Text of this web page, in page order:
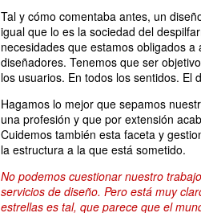
Tal y cómo comentaba antes, un
igual que lo es la sociedad del
necesidades que estamos obligados
diseñadores. Tenemos que ser
los usuarios. En todos los sentidos. El
Hagamos lo mejor que sepamos
una profesión y que por extensión
Cuidemos también esta faceta y
la estructura a la que está sometido.
No podemos cuestionar nuestro
servicios de diseño. Pero está muy
estrellas es tal, que parece que el